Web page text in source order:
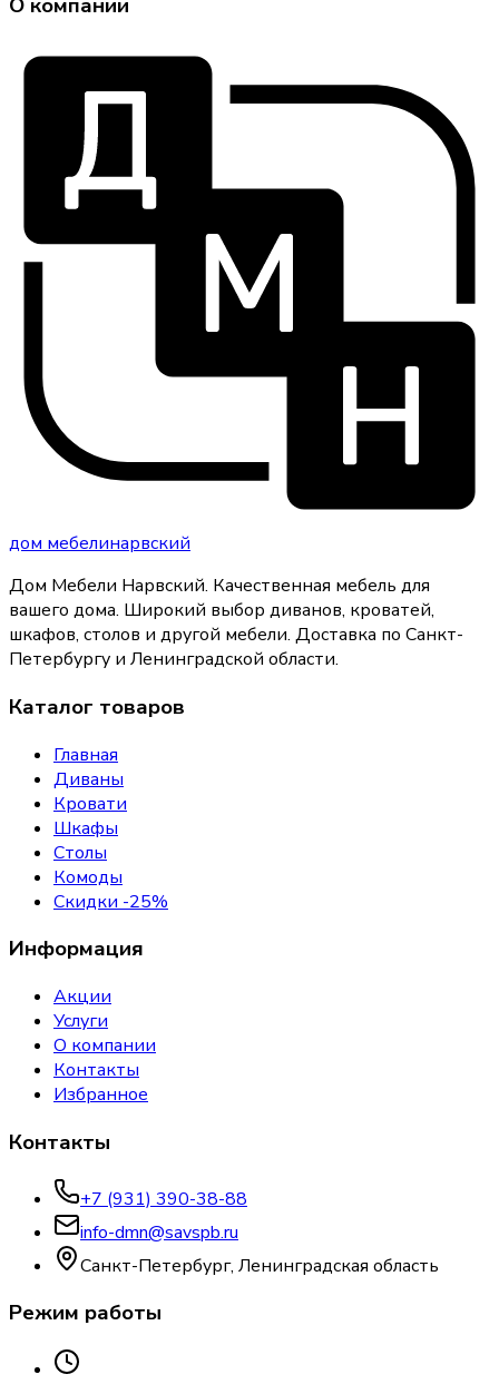
дом мебелинарвский
Дом Мебели Нарвский. Качественная мебель для
вашего дома. Широкий выбор диванов, кроватей,
шкафов, столов и другой мебели. Доставка по Санкт-
Петербургу и Ленинградской области.
Каталог товаров
Главная
Диваны
Кровати
Шкафы
Столы
Комоды
Скидки -25%
Информация
Акции
Услуги
О компании
Контакты
Избранное
Контакты
+7 (931) 390-38-88
info-dmn@savspb.ru
Санкт-Петербург, Ленинградская область
Режим работы